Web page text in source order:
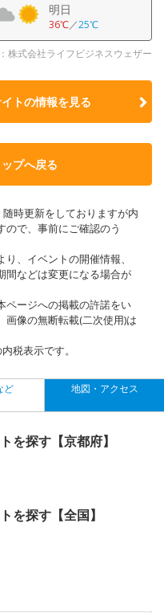
明日
36℃／25℃
株式会社ライフビジネスウェザー
トの情報を見る
プへ戻る
時更新をしておりますが内
ので、事前にご確認のう
、イベントの開催情報、
間などは変更になる場合が
ージへの掲載の許諾をい
画像の無断転載(二次使用)は
税表示です。
ど 地図・アクセス
を探す【京都府】
を探す【全国】